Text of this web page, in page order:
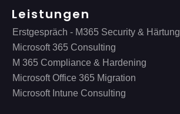
Leistungen
Erstgespräch - M365 Security & Härtung
Microsoft 365 Consulting
M 365 Compliance & Hardening
Microsoft Office 365 Migration
Microsoft Intune Consulting